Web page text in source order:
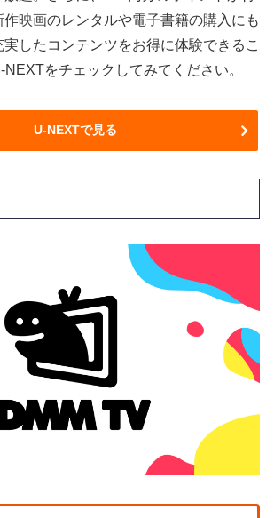
映画のレンタルや電子書籍の購入にも
したコンテンツをお得に体験できるこ
をチェックしてみてください。
U-NEXTで見る